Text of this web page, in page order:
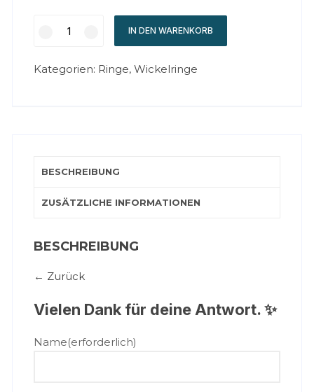
IN DEN WARENKORB
Kategorien: Ringe,Wickelringe
BESCHREIBUNG
ZUSÄTZLICHE INFORMATIONEN
BESCHREIBUNG
← Zurück
Vielen Dank für deine Antwort. ✨
Name(erforderlich)